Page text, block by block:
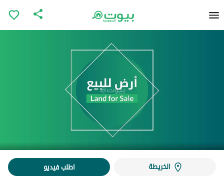
الخريطة اطلب فيديو